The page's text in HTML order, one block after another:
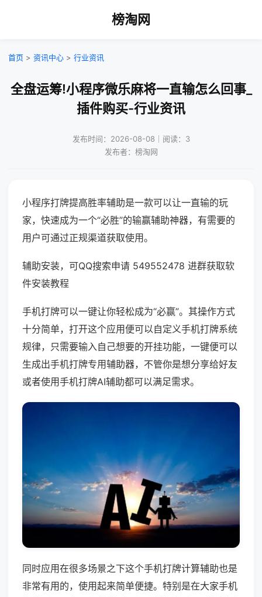
榜淘网
首页 > 资讯中心 > 行业资讯
全盘运筹!小程序微乐麻将一直输怎么回事_
插件购买-行业资讯
发布时间：2026-08-08｜阅读：3
发布者：榜淘网
小程序打牌提高胜率辅助是一款可以让一直输的玩
家，快速成为一个“必胜”的输赢辅助神器，有需要的
用户可通过正规渠道获取使用。
辅助安装，可QQ搜索申请 549552478 进群获取软
件安装教程
手机打牌可以一键让你轻松成为“必赢”。其操作方式
十分简单，打开这个应用便可以自定义手机打牌系统
规律，只需要输入自己想要的开挂功能，一键便可以
生成出手机打牌专用辅助器，不管你是想分享给好友
或者使用手机打牌AI辅助都可以满足需求。
同时应用在很多场景之下这个手机打牌计算辅助也是
非常有用的，使用起来简单便捷。特别是在大家手机